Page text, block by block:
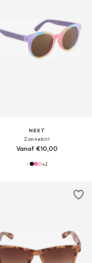
NEXT
Zonnebril
Vanaf €10,00
+2